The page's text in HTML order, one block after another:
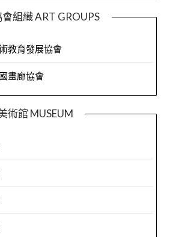
組織 ART GROUPS
教育發展協會
畫廊協會
術館 MUSEUM